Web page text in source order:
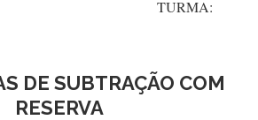
TURMA:
DE SUBTRAÇÃO COM
RESERVA